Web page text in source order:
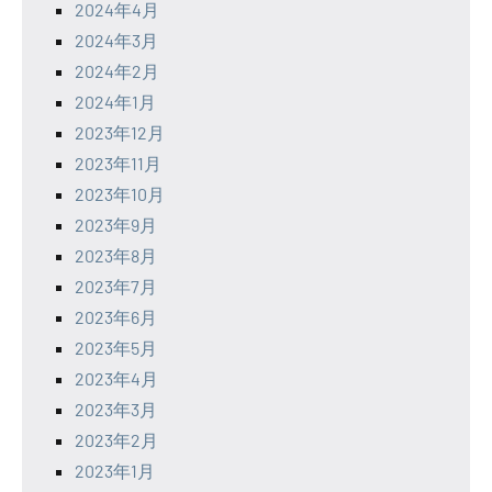
2024年4月
2024年3月
2024年2月
2024年1月
2023年12月
2023年11月
2023年10月
2023年9月
2023年8月
2023年7月
2023年6月
2023年5月
2023年4月
2023年3月
2023年2月
2023年1月